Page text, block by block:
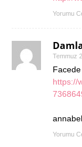
Yorumu
Temmuz
https://
Yorumu